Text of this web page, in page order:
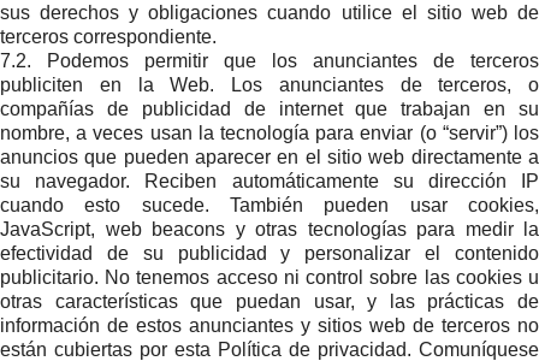
sus derechos y obligaciones cuando utilice el sitio web de
terceros correspondiente.
7.2. Podemos permitir que los anunciantes de terceros
publiciten en la Web. Los anunciantes de terceros, o
compañías de publicidad de internet que trabajan en su
nombre, a veces usan la tecnología para enviar (o “servir”) los
anuncios que pueden aparecer en el sitio web directamente a
su navegador. Reciben automáticamente su dirección IP
cuando esto sucede. También pueden usar cookies,
JavaScript, web beacons y otras tecnologías para medir la
efectividad de su publicidad y personalizar el contenido
publicitario. No tenemos acceso ni control sobre las cookies u
otras características que puedan usar, y las prácticas de
información de estos anunciantes y sitios web de terceros no
están cubiertas por esta Política de privacidad. Comuníquese